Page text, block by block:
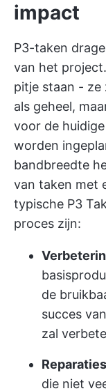
impact
P3-taken
van het
pitje staan - ze
als geheel,
voor de
worden
bandbreedte
van taken met
typische P3
proces zijn:
de
succes
zal
die niet